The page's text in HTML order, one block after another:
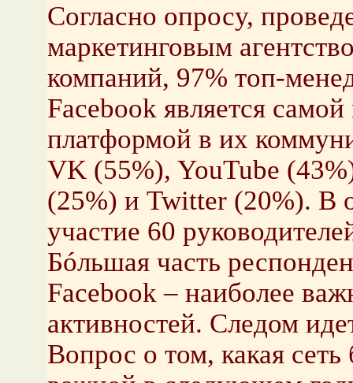
Согласно опросу,
маркетинговым
компаний, 97% топ-
Facebook является
платформой в их
VK (55%), YouTube
(25%) и Twitter (20%). В
участие 60
Бóльшая часть
Facebook – наиболее
активностей. Следом
Вопрос о том, какая сеть